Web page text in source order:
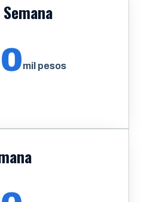
mil pesos